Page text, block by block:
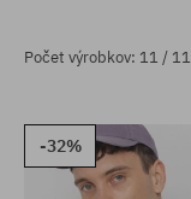
Počet výrobkov: 11 / 11
-32%